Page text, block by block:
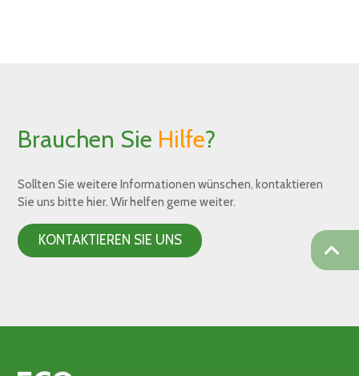
Brauchen Sie Hilfe?
Sollten Sie weitere Informationen wünschen, kontaktieren
Sie uns bitte hier. Wir helfen gerne weiter.
KONTAKTIEREN SIE UNS